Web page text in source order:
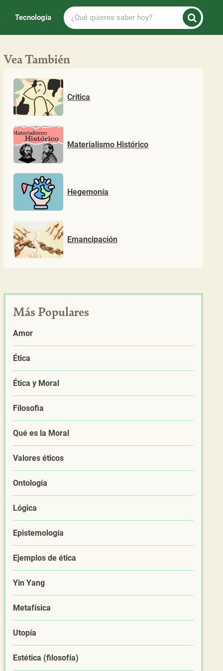
Tecnología
¿Qué
quieres
saber
Vea También
Crítica
Materialismo Histórico
Hegemonía
Emancipación
Más Populares
Amor
Ética
Ética y Moral
Filosofia
Qué es la Moral
Valores éticos
Ontología
Lógica
Epistemología
Ejemplos de ética
Yin Yang
Metafísica
Utopía
Estética (filosofía)